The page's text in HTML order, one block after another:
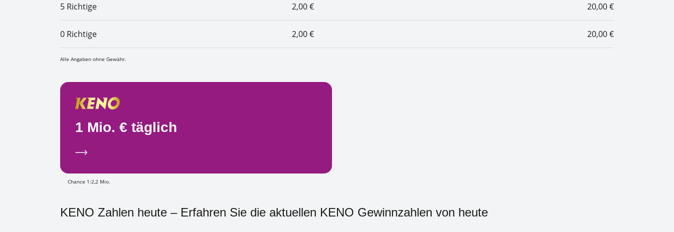
5 Richtige 2,00 € 20,00 €
0 Richtige 2,00 € 20,00 €
Alle Angaben ohne Gewähr.
1 Mio. € täglich
Chance 1:2,2 Mio.
KENO Zahlen heute – Erfahren Sie die aktuellen KENO Gewinnzahlen von heute